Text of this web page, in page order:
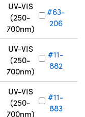
UV-VIS
(250-
700nm)
#63-
206
UV-VIS
(250-
700nm)
#11-
882
UV-VIS
(250-
700nm)
#11-
883